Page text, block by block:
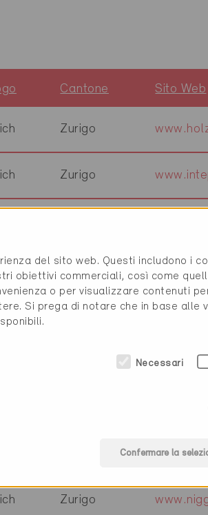
Cantone Sito Web
Zurigo
Zurigo
Zurigo
Zurigo
Zurigo
del sito web. Questi includono i
obiettivi commerciali, così come
o per visualizzare contenuti
Si prega di notare che in base alle
Necessari
Confermare la